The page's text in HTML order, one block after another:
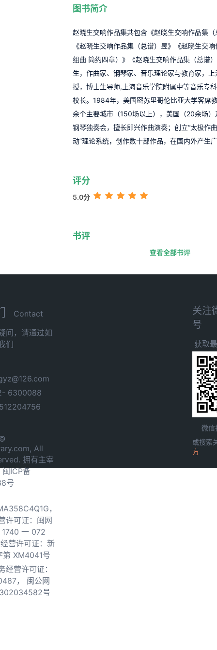
图书简介
赵晓生交响作品集共包含《赵晓生交响作品集
《赵晓生交响作品集（总谱）昱》《赵晓生交
组曲 简约四章）》《赵晓生交响作品集（总谱
生，作曲家、钢琴家、音乐理论家与教育家，
授，博士生导师,上海音乐学院附属中等音乐专
校长。1984年，美国密苏里哥伦比亚大学客席
余个主要城市（150场以上），美国（20余场
钢琴独奏会，擅长即兴作曲演奏；创立“太极作
动”理论系统，创作数十部作品，在国内外产生
评分
5.0分
书评
查看全部书评
Contact
问，请通过如
们
6300088
All
拥有主宰
闽ICP备
号
，
许可证：闽网
一 072
营许可证：新
第 XM4041号
经营许可证：
，
闽公网
号
关注
号
获取
微信
或搜索
方